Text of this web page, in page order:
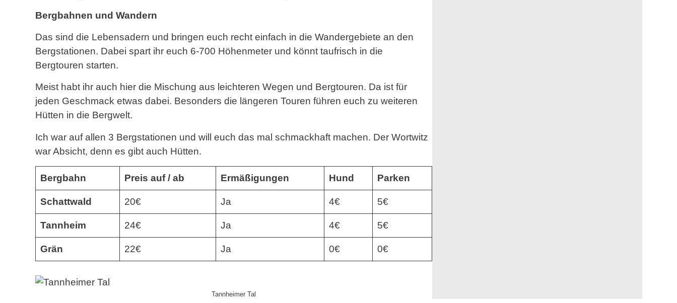
Bergbahnen und Wandern
Das sind die Lebensadern und bringen euch recht einfach in die Wandergebiete an den
Bergstationen. Dabei spart ihr euch 6-700 Höhenmeter und könnt taufrisch in die
Bergtouren starten.
Meist habt ihr auch hier die Mischung aus leichteren Wegen und Bergtouren. Da ist für
jeden Geschmack etwas dabei. Besonders die längeren Touren führen euch zu weiteren
Hütten in die Bergwelt.
Ich war auf allen 3 Bergstationen und will euch das mal schmackhaft machen. Der Wortwitz
war Absicht, denn es gibt auch Hütten.
Bergbahn Preis auf / ab Ermäßigungen Hund Parken
Schattwald 20€ Ja 4€ 5€
Tannheim 24€ Ja 4€ 5€
Grän 22€ Ja 0€ 0€
Tannheimer Tal